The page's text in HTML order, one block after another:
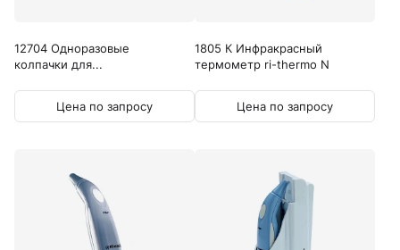
12704 Одноразовые
колпачки для...
Цена по запросу
1805 К Инфракрасный
термометр ri-thermo N
Цена по запросу